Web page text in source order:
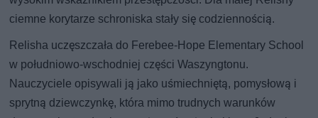
ciemne korytarze schroniska stały się codziennością.
Relisha uczęszczała do Ferebee-Hope Elementary School
w południowo-wschodniej części Waszyngtonu.
Nauczyciele opisywali ją jako uśmiechniętą, pomysłową i
sprytną dziewczynkę, która mimo trudnych warunków